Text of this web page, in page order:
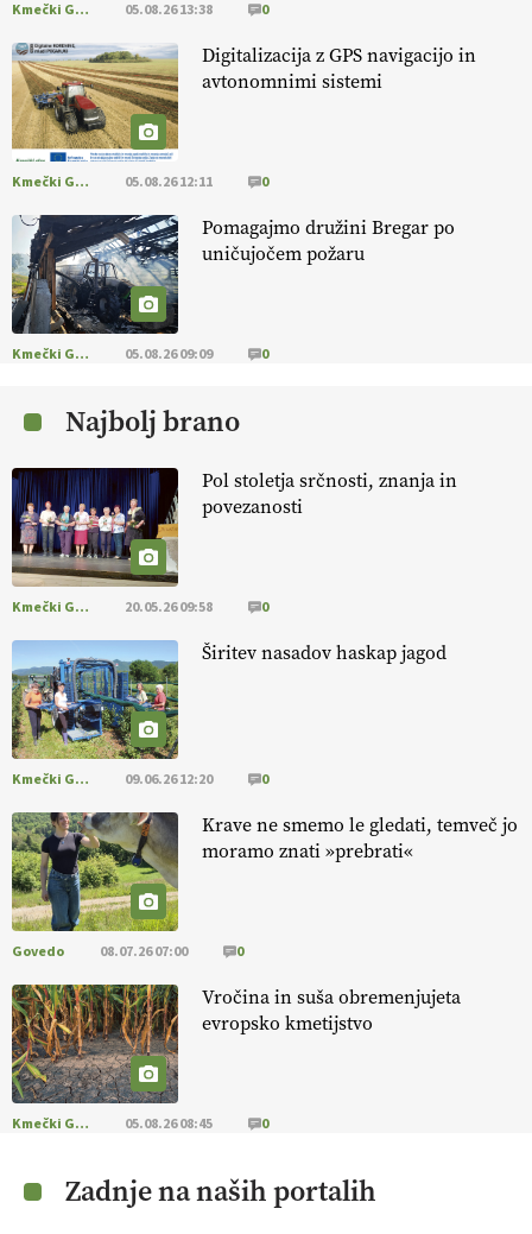
EKOloško = logično: ekološko oljarstvo
MORGAN
EKOloško = logično: ekološka kmetija
FREŠER
KMETIJSKA LIGA PRVAKOV: POMLADITEV
KMETIJSKE EKIPE
KMETIJSKA LIGA PRVAKOV: UKRAJINA vs.
EVROPA
EKOloško = logično: ekološka kmetija
EKOloško = logično: VLOG Okus je
pomembnejši od izgleda
EKOloško = logično: ekološka kmetija PR'
RAKARI
Kmečki Glas 05.08.26 13:38 0
Digitalizacija z GPS navigacijo in
avtonomnimi sistemi
Kmečki Glas 05.08.26 12:11 0
Pomagajmo družini Bregar po
uničujočem požaru
Kmečki Glas 05.08.26 09:09 0
Najbolj brano
Pol stoletja srčnosti, znanja in
povezanosti
Kmečki Glas 20.05.26 09:58 0
Širitev nasadov haskap jagod
Kmečki Glas 09.06.26 12:20 0
Krave ne smemo le gledati, temveč jo
moramo znati »prebrati«
Govedo 08.07.26 07:00 0
Vročina in suša obremenjujeta
evropsko kmetijstvo
Kmečki Glas 05.08.26 08:45 0
Zadnje na naših portalih